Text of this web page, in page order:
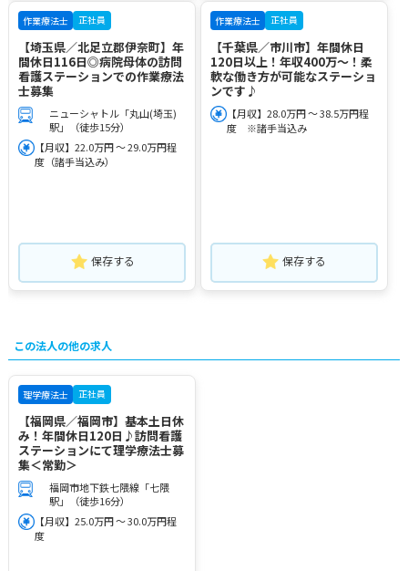
作業療法士 正社員
【埼玉県／北足立郡伊奈町】年
間休日116日◎病院母体の訪問
看護ステーションでの作業療法
士募集
ニューシャトル「丸山(埼玉)
駅」（徒歩15分）
【月収】22.0万円 ～ 29.0万円程
度（諸手当込み）
保存する
作業療法士 正社員
【千葉県／市川市】年間休日
120日以上！年収400万～！柔
軟な働き方が可能なステーショ
ンです♪
【月収】28.0万円 ～ 38.5万円程
度 ※諸手当込み
保存する
この法人の他の求人
理学療法士 正社員
【福岡県／福岡市】基本土日休
み！年間休日120日♪訪問看護
ステーションにて理学療法士募
集＜常勤＞
福岡市地下鉄七隈線「七隈
駅」（徒歩16分）
【月収】25.0万円 ～ 30.0万円程
度